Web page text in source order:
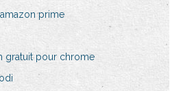
prime
gratuit pour chrome